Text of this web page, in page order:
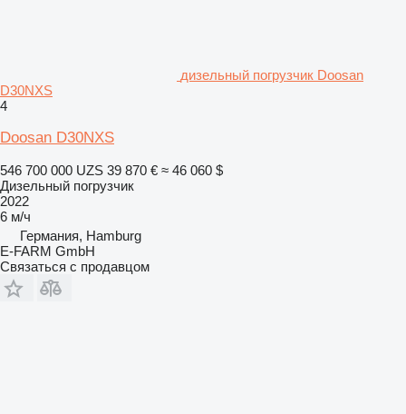
дизельный погрузчик Doosan
D30NXS
4
Doosan D30NXS
546 700 000 UZS 39 870 € ≈ 46 060 $
Дизельный погрузчик
2022
6 м/ч
Германия, Hamburg
E-FARM GmbH
Связаться с продавцом